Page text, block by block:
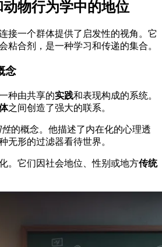
物行为学中的地位
接一个群体提供了启发性的视角。它
粘合剂，是一种学习和传递的集合。
念
种由共享的实践和表现构成的系统。
之间创造了强大的联系。
性的概念。他描述了内在化的心理透
无形的过滤器看待世界。
。它们因社会地位、性别或地方传统